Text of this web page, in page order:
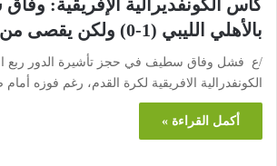
كأس الكونفديرالية الإفريقية:
بالأهلي الليبي (1-0) ولكن يقصى من المنافسة
/ع فشل وفاق سطيف في حجز تأشيرة الدور ربع
الكونفدرالية الافريقية لكرة القدم، رغم فوزه
أكمل القراءة »